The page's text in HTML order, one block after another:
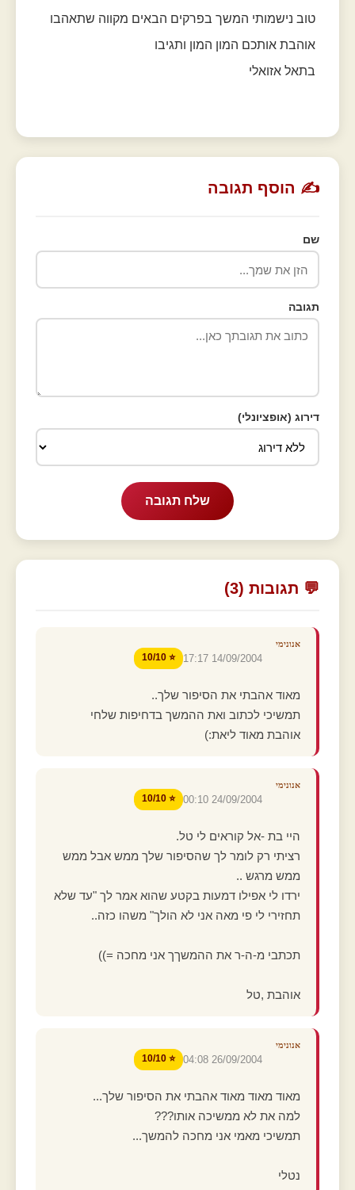
טוב נישמותי המשך בפרקים הבאים מקווה שתאהבו
אוהבת אותכם המון המון ותגיבו
בתאל אזואלי
✍️ הוסף תגובה
שם
תגובה
דירוג (אופציונלי)
שלח תגובה
💬 תגובות (3)
אנונימי
14/09/2004 17:17
⭐ 10/10
מאוד אהבתי את הסיפור שלך..
תמשיכי לכתוב ואת ההמשך בדחיפות שלחי
אוהבת מאוד ליאת:)
אנונימי
24/09/2004 00:10
⭐ 10/10
היי בת -אל קוראים לי טל.
רציתי רק לומר לך שהסיפור שלך ממש אבל ממש
ממש מרגש ..
ירדו לי אפילו דמעות בקטע שהוא אמר לך "עד שלא
תחזירי לי פי מאה אני לא הולך" משהו כזה..
תכתבי מ-ה-ר את ההמשךך אני מחכה =))
אוהבת ,טל
אנונימי
26/09/2004 04:08
⭐ 10/10
מאוד מאוד מאוד אהבתי את הסיפור שלך...
למה את לא ממשיכה אותו???
תמשיכי מאמי אני מחכה להמשך...
נטלי